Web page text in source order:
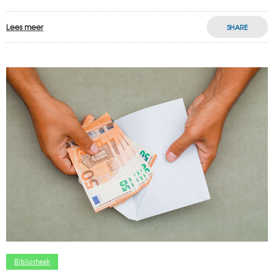
Lees meer SHARE
Bibliotheek